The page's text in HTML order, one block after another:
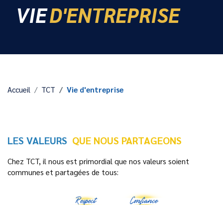
VIED'ENTREPRISE
Accueil TCT Vie d'entreprise
LES VALEURS QUE NOUS PARTAGEONS
Chez TCT, il nous est primordial que nos valeurs soient
communes et partagées de tous: